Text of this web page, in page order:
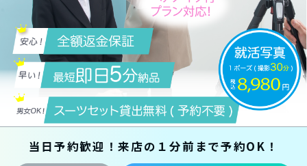
当日予約歓迎！来店の１分前まで予約OK！